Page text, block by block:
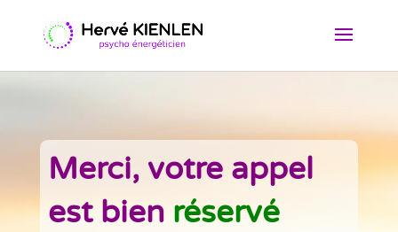
Merci, votre appel
est bien réservé